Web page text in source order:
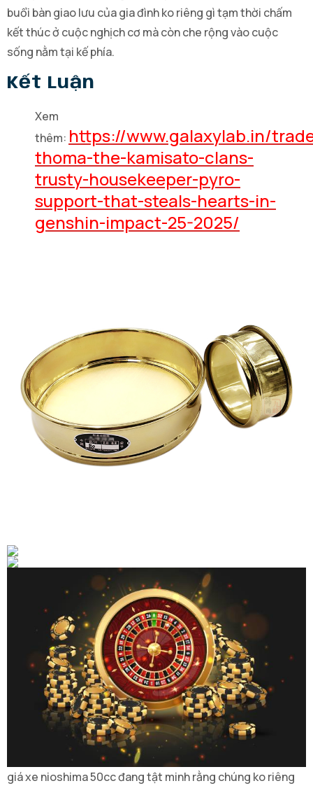
buổi bàn giao lưu của gia đình ko riêng gì tạm thời chấm
kết thúc ở cuộc nghịch cơ mà còn che rộng vào cuộc
sống nằm tại kế phía.
Kết Luận
Xem
thêm: https://www.galaxylab.in/
thoma-the-kamisato-clans-
trusty-housekeeper-pyro-
support-that-steals-hearts-in-
genshin-impact-25-2025/
giá xe nioshima 50cc đang tật minh rằng chúng ko riêng